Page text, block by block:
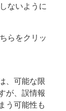
ないように
らをクリッ
、可能な限
が、誤情報
う可能性も